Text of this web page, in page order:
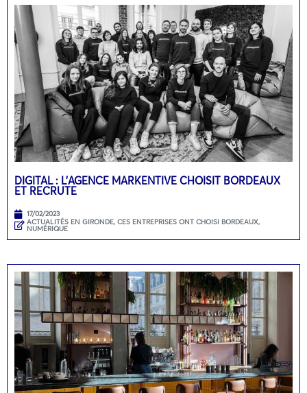
DIGITAL : L’AGENCE MARKENTIVE CHOISIT BORDEAUX
ET RECRUTE
17/02/2023
ACTUALITÉS EN GIRONDE, CES ENTREPRISES ONT CHOISI BORDEAUX,
NUMÉRIQUE